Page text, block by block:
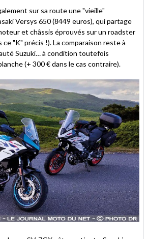
sur sa route une "vieille"
Versys 650 (8449 euros), qui partage
et châssis éprouvés sur un roadster
ce "K" précis !). La comparaison reste à
Suzuki… à condition toutefois
(+ 300 € dans le cas contraire).